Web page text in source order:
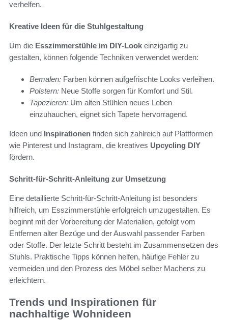
verhelfen.
Kreative Ideen für die Stuhlgestaltung
Um die Esszimmerstühle im DIY-Look einzigartig zu
gestalten, können folgende Techniken verwendet werden:
Bemalen: Farben können aufgefrischte Looks verleihen.
Polstern: Neue Stoffe sorgen für Komfort und Stil.
Tapezieren: Um alten Stühlen neues Leben
einzuhauchen, eignet sich Tapete hervorragend.
Ideen und Inspirationen finden sich zahlreich auf Plattformen
wie Pinterest und Instagram, die kreatives Upcycling DIY
fördern.
Schritt-für-Schritt-Anleitung zur Umsetzung
Eine detaillierte Schritt-für-Schritt-Anleitung ist besonders
hilfreich, um Esszimmerstühle erfolgreich umzugestalten. Es
beginnt mit der Vorbereitung der Materialien, gefolgt vom
Entfernen alter Bezüge und der Auswahl passender Farben
oder Stoffe. Der letzte Schritt besteht im Zusammensetzen des
Stuhls. Praktische Tipps können helfen, häufige Fehler zu
vermeiden und den Prozess des Möbel selber Machens zu
erleichtern.
Trends und Inspirationen für
nachhaltige Wohnideen